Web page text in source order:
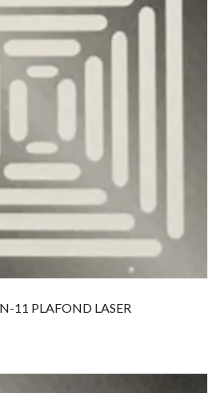
11 PLAFOND LASER